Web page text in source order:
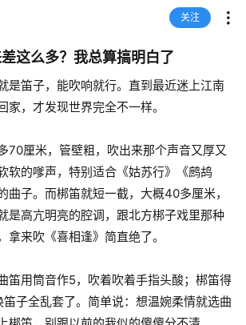
关注
这么多？我总算搞明白了
是笛子，能吹响就行。直到最近迷上江南
家，才发现世界完全不一样。
70厘米，管壁粗，吹出来那个声音又厚又
软的嗲声，特别适合《姑苏行》《鹧鸪
曲子。而梆笛就短一截，大概40多厘米，
是高亢明亮的腔调，跟北方梆子戏里那种
拿来吹《喜相逢》简直绝了。
笛用筒音作5，吹着吹着手指头酸；梆笛得
子全乱套了。简单说：想温婉柔情就选曲